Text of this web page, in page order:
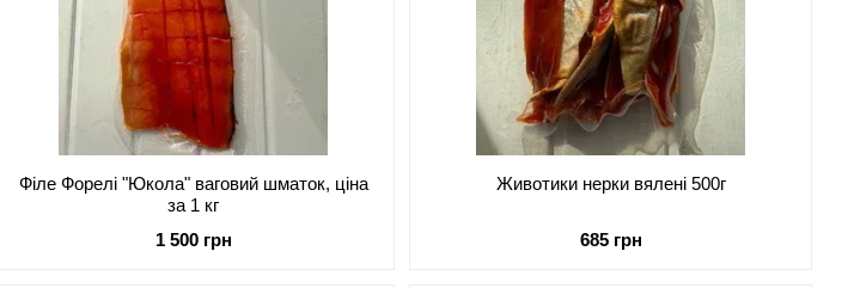
Філе Форелі "Юкола" ваговий шматок, ціна
за 1 кг
1 500 грн
Животики нерки вялені 500г
685 грн